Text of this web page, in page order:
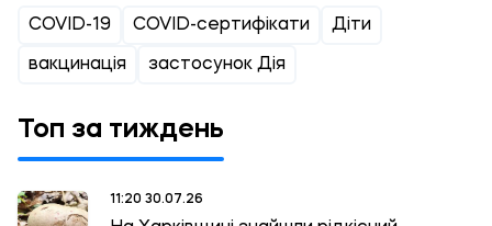
COVID-19 COVID-сертифікати Діти
вакцинація застосунок Дія
Топ за тиждень
11:20 30.07.26